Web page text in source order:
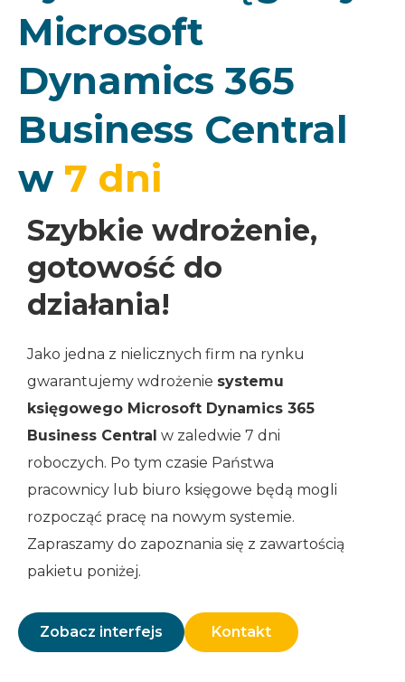
Microsoft
Dynamics 365
Business Central
w 7 dni
Szybkie wdrożenie,
gotowość do
działania!
Jako jedna z nielicznych firm na rynku
gwarantujemy wdrożenie systemu
księgowego Microsoft Dynamics 365
Business Central w zaledwie 7 dni
roboczych. Po tym czasie Państwa
pracownicy lub biuro księgowe będą mogli
rozpocząć pracę na nowym systemie.
Zapraszamy do zapoznania się z zawartością
pakietu poniżej.
Zobacz interfejs Kontakt